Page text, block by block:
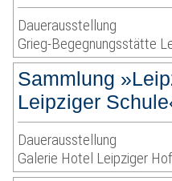
Dauerausstellung
Grieg-Begegnungsstätte
Sammlung
Leipziger
Dauerausstellung
Galerie Hotel Leipziger Hof